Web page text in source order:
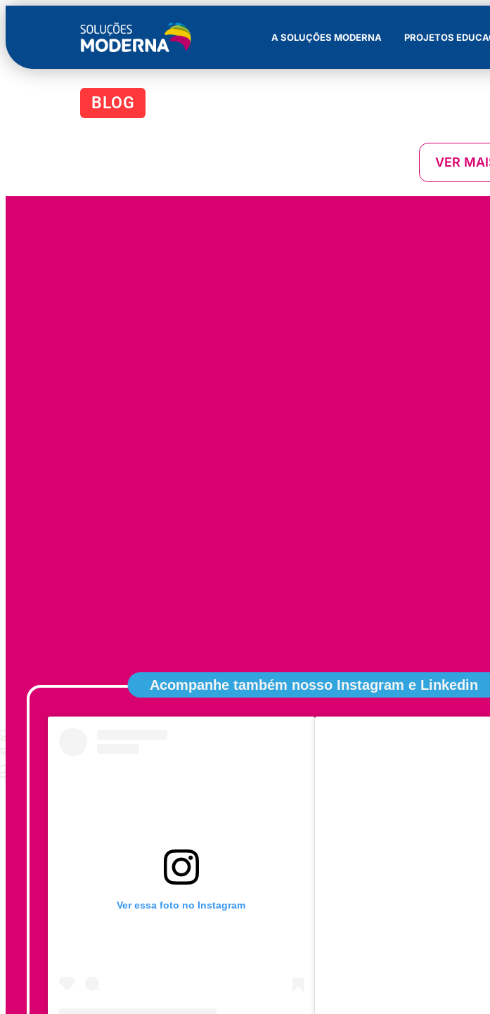
A SOLUÇÕES MODERNA PROJETOS
BLOG
VER
Acompanhe também nosso Instagram e Linkedin
Ver essa foto no Instagram